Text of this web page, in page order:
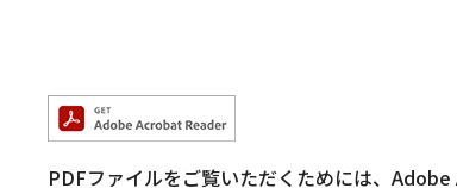
PDFファイルをご覧いただくためには、